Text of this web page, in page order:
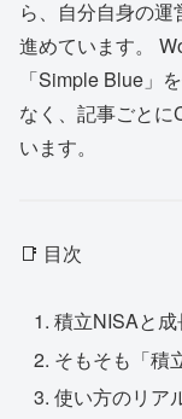
ら、自分自身の
進めています。
「Simple Blue」
なく、記事ごと
います。
📑 目次
積立NISAと
そもそも「積
使い方のリア